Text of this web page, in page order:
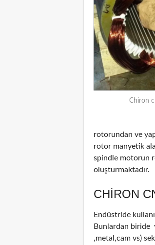
Chiron
rotorundan ve
rotor manyetik
spindle motorun
oluşturmaktadır.
CHIRON
Endüstride
Bunlardan biride
,metal,cam vs)